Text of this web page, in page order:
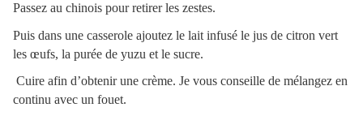
Passez au chinois pour retirer les zestes.
Puis dans une casserole ajoutez le lait infusé le jus de citron vert
les œufs, la purée de yuzu et le sucre.
Cuire afin d’obtenir une crème. Je vous conseille de mélangez en
continu avec un fouet.